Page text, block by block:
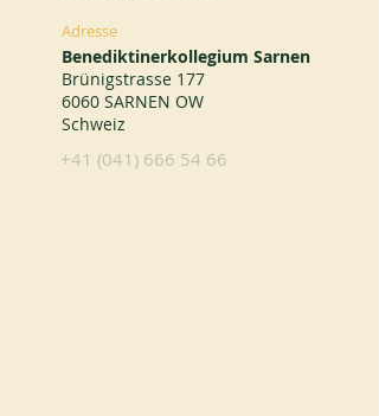
Adresse
Benediktinerkollegium Sarnen
Brünigstrasse 177
6060 SARNEN OW
Schweiz
+41 (041) 666 54 66